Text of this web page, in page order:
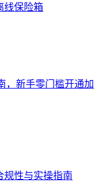
线保险箱
，新手零门槛开通加
规性与实操指南